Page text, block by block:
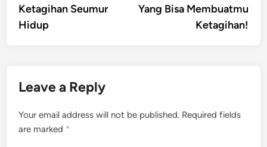
Ketagihan Seumur
Hidup
Yang Bisa Membuatmu
Ketagihan!
Leave a Reply
Your email address will not be published. Required fields
are marked *